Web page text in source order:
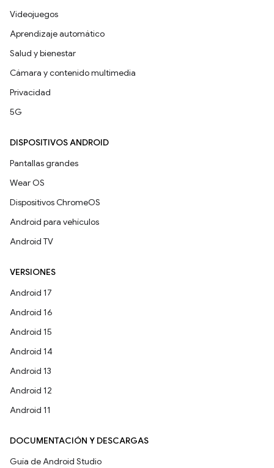
Videojuegos
Aprendizaje automático
Salud y bienestar
Cámara y contenido multimedia
Privacidad
5G
DISPOSITIVOS ANDROID
Pantallas grandes
Wear OS
Dispositivos ChromeOS
Android para vehículos
Android TV
VERSIONES
Android 17
Android 16
Android 15
Android 14
Android 13
Android 12
Android 11
DOCUMENTACIÓN Y DESCARGAS
Guía de Android Studio